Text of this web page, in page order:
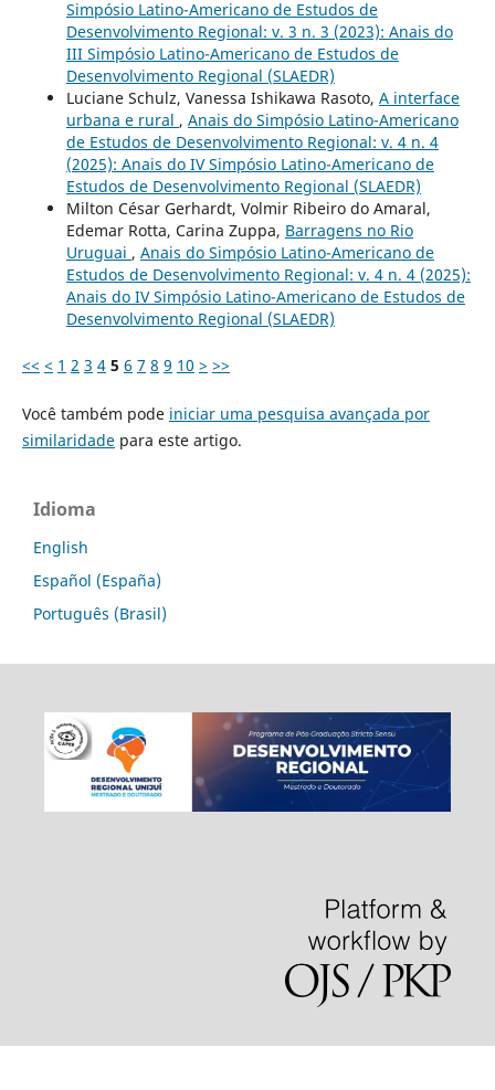
Simpósio Latino-Americano de Estudos de
Desenvolvimento Regional: v. 3 n. 3 (2023): Anais do
III Simpósio Latino-Americano de Estudos de
Desenvolvimento Regional (SLAEDR)
Luciane Schulz, Vanessa Ishikawa Rasoto, A interface
urbana e rural , Anais do Simpósio Latino-Americano
de Estudos de Desenvolvimento Regional: v. 4 n. 4
(2025): Anais do IV Simpósio Latino-Americano de
Estudos de Desenvolvimento Regional (SLAEDR)
Milton César Gerhardt, Volmir Ribeiro do Amaral,
Edemar Rotta, Carina Zuppa, Barragens no Rio
Uruguai , Anais do Simpósio Latino-Americano de
Estudos de Desenvolvimento Regional: v. 4 n. 4 (2025):
Anais do IV Simpósio Latino-Americano de Estudos de
Desenvolvimento Regional (SLAEDR)
<< < 1 2 3 4 5 6 7 8 9 10 > >>
Você também pode iniciar uma pesquisa avançada por
similaridadepara este artigo.
Idioma
English
Español (España)
Português (Brasil)